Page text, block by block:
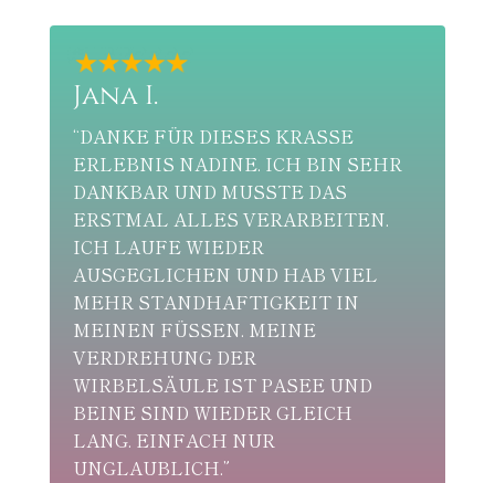
Jana I.
“DANKE FÜR DIESES KRASSE
ERLEBNIS NADINE. ICH BIN SEHR
DANKBAR UND MUSSTE DAS
ERSTMAL ALLES VERARBEITEN.
ICH LAUFE WIEDER
AUSGEGLICHEN UND HAB VIEL
MEHR STANDHAFTIGKEIT IN
MEINEN FÜSSEN. MEINE V
ERDREHUNG DER W
IRBELSÄULE IST PASEE UND B
EINE SIND WIEDER GLEICH L
ANG. EINFACH NUR U
NGLAUBLICH.”